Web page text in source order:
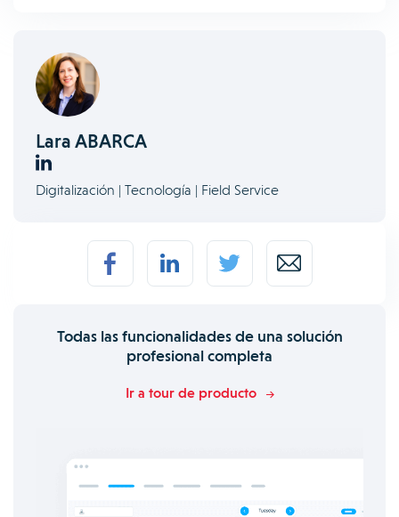
Lara ABARCA
Digitalización | Tecnología | Field Service
Todas las funcionalidades de una solución
profesional completa
Ir a tour de producto